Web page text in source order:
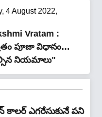
4 August 2022,
Vratam :
పూజా విధానం…
నియమాలు"
కాలర్ ఎగరేసుకునే పని